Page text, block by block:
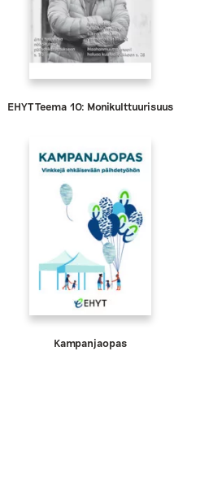
EHYT Teema 10: Monikulttuurisuus
Kampanjaopas